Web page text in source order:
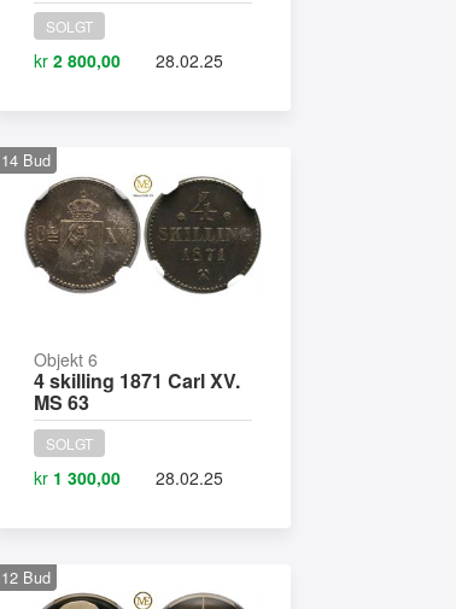
SOLGT
kr 2 800,00 28.02.25
14 Bud
Objekt 6
4 skilling 1871 Carl XV.
MS 63
SOLGT
kr 1 300,00 28.02.25
12 Bud